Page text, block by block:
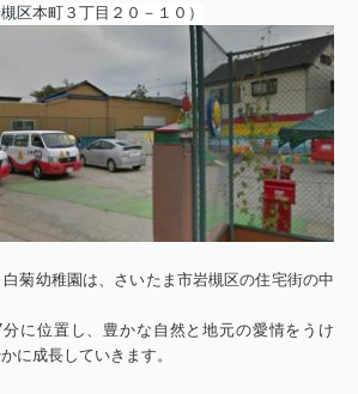
区本町３丁目２０－１０ ）
菊幼稚園は、さいたま市岩槻区の住宅街の中
分に位置し、豊かな自然と地元の愛情をうけ
に成長していきます。